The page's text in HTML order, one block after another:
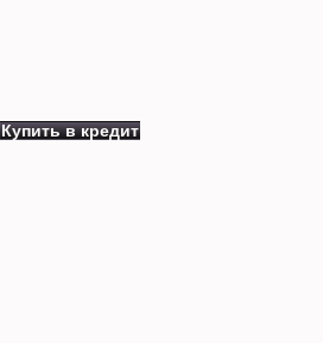
Купить в кредит